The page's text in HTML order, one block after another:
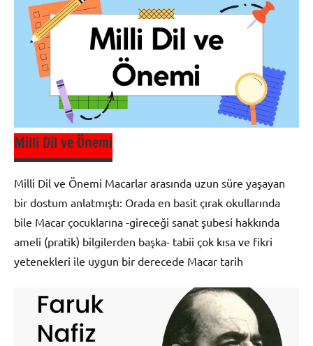
Biyografi
Milli
Edebiyat
Milli Dil ve Önemi
Milli Dil ve Önemi Macarlar arasında uzun süre yaşayan
bir dostum anlatmıştı: Orada en basit çırak okullarında
bile Macar çocuklarına -gireceği sanat şubesi hakkında
ameli (pratik) bilgilerden başka- tabii çok kısa ve fikri
yetenekleri ile uygun bir derecede Macar tarih
Edebiyat
ve Dil